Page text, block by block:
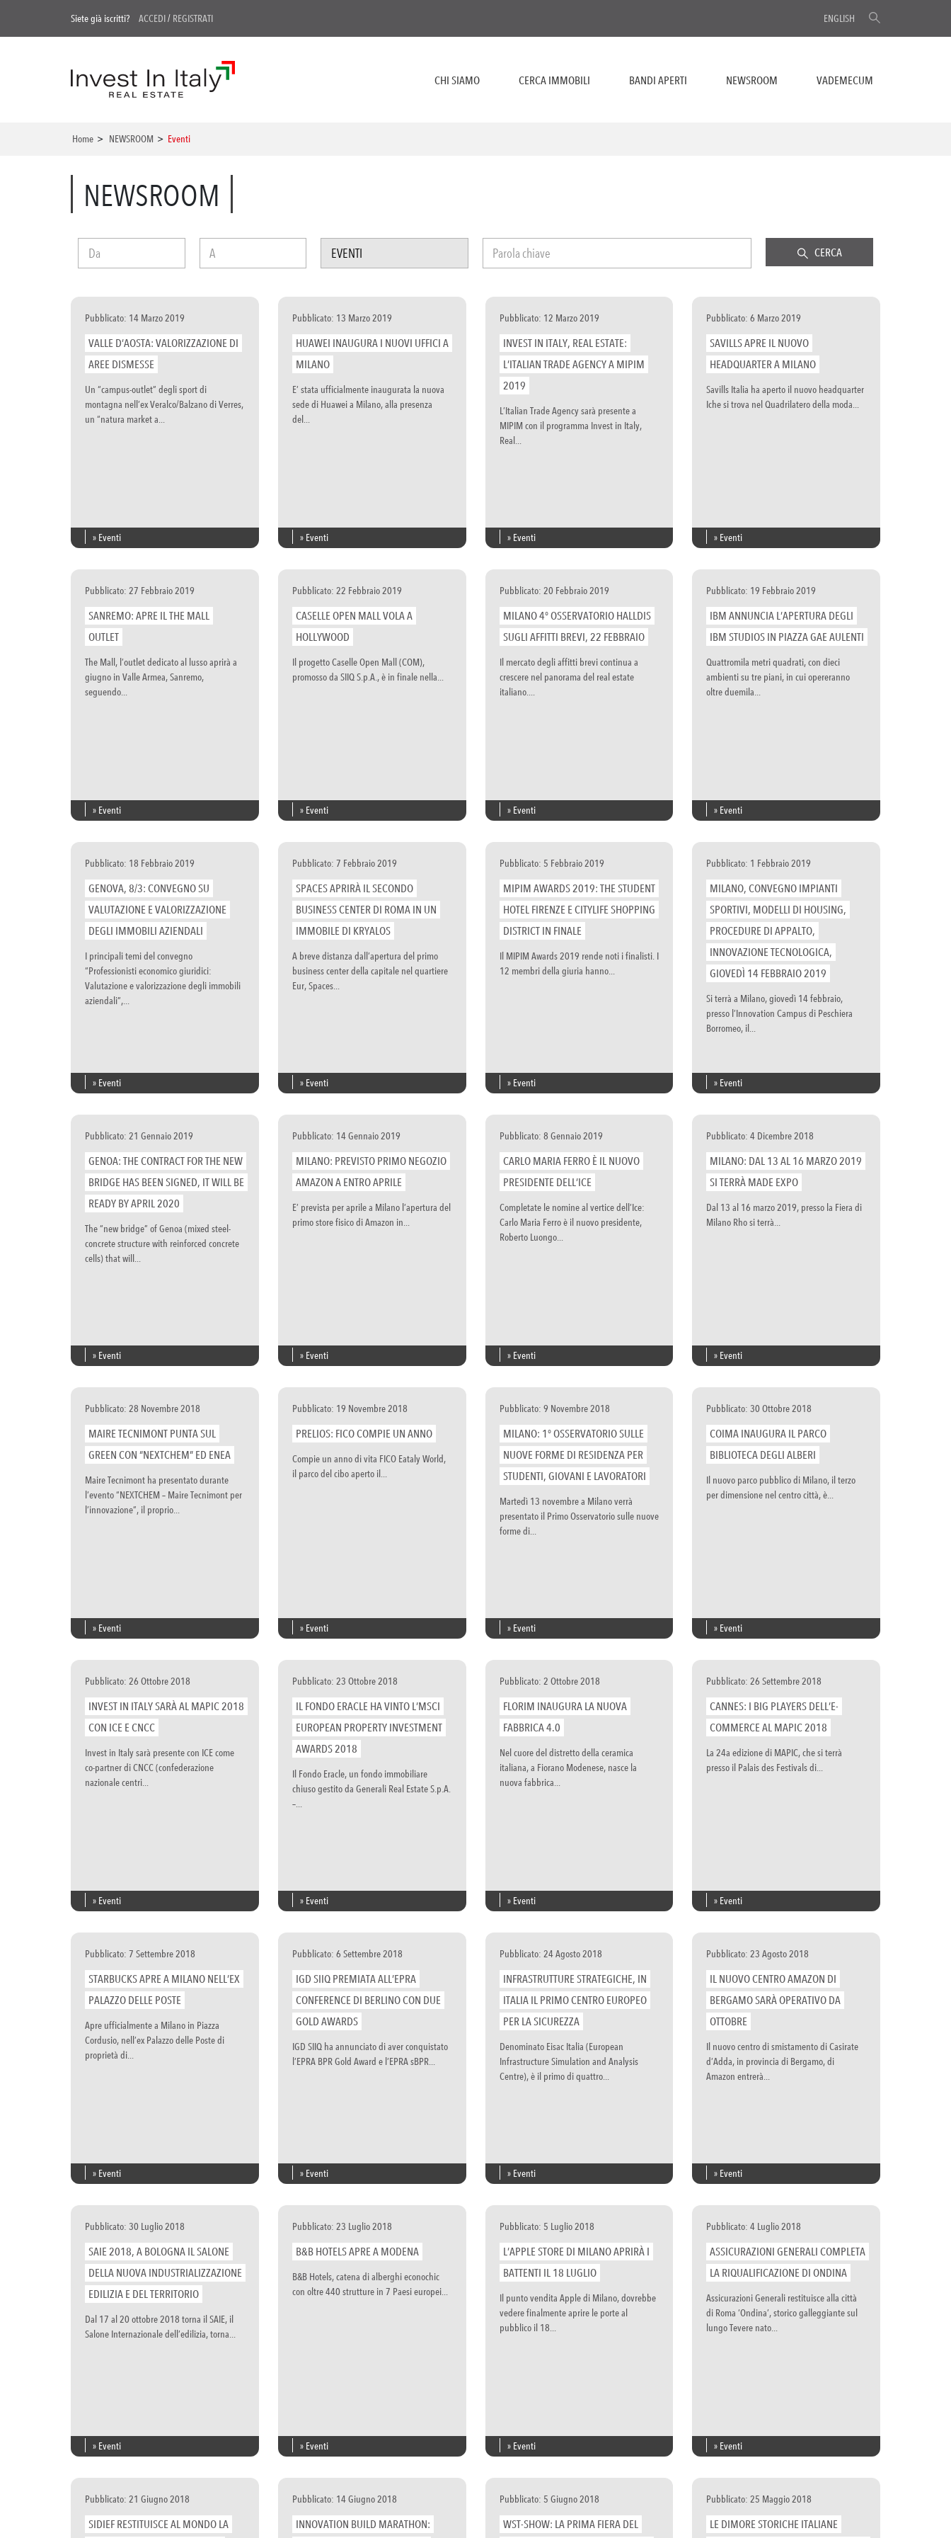
Siete già iscritti? ACCEDI/ REGISTRATI ENGLISH
CHI SIAMO CERCA IMMOBILI BANDI APERTI NEWSROOM VADEMECUM
Home > NEWSROOM > Eventi
NEWSROOM
CERCA
Pubblicato: 14 Marzo 2019
VALLE D’AOSTA: VALORIZZAZIONE DI
AREE DISMESSE
Un “campus-outlet” degli sport di
montagna nell’ex Veralco/Balzano di Verres,
un “natura market a...
» Eventi
Pubblicato: 13 Marzo 2019
HUAWEI INAUGURA I NUOVI UFFICI A
MILANO
E’ stata ufficialmente inaugurata la nuova
sede di Huawei a Milano, alla presenza
del...
» Eventi
Pubblicato: 12 Marzo 2019
INVEST IN ITALY, REAL ESTATE:
L’ITALIAN TRADE AGENCY A MIPIM
2019
L’Italian Trade Agency sarà presente a
MIPIM con il programma Invest in Italy,
Real...
» Eventi
Pubblicato: 6 Marzo 2019
SAVILLS APRE IL NUOVO
HEADQUARTER A MILANO
Savills Italia ha aperto il nuovo headquarter
Iche si trova nel Quadrilatero della moda...
» Eventi
Pubblicato: 27 Febbraio 2019
SANREMO: APRE IL THE MALL
OUTLET
The Mall, l’outlet dedicato al lusso aprirà a
giugno in Valle Armea, Sanremo,
seguendo...
» Eventi
Pubblicato: 22 Febbraio 2019
CASELLE OPEN MALL VOLA A
HOLLYWOOD
Il progetto Caselle Open Mall (COM),
promosso da SIIQ S.p.A., è in finale nella...
» Eventi
Pubblicato: 20 Febbraio 2019
MILANO 4° OSSERVATORIO HALLDIS
SUGLI AFFITTI BREVI, 22 FEBBRAIO
Il mercato degli affitti brevi continua a
crescere nel panorama del real estate
italiano....
» Eventi
Pubblicato: 19 Febbraio 2019
IBM ANNUNCIA L’APERTURA DEGLI
IBM STUDIOS IN PIAZZA GAE AULENTI
Quattromila metri quadrati, con dieci
ambienti su tre piani, in cui opereranno
oltre duemila...
» Eventi
Pubblicato: 18 Febbraio 2019
GENOVA, 8/3: CONVEGNO SU
VALUTAZIONE E VALORIZZAZIONE
DEGLI IMMOBILI AZIENDALI
I principali temi del convegno
“Professionisti economico giuridici:
Valutazione e valorizzazione degli immobili
aziendali”,...
» Eventi
Pubblicato: 7 Febbraio 2019
SPACES APRIRÀ IL SECONDO
BUSINESS CENTER DI ROMA IN UN
IMMOBILE DI KRYALOS
A breve distanza dall’apertura del primo
business center della capitale nel quartiere
Eur, Spaces...
» Eventi
Pubblicato: 5 Febbraio 2019
MIPIM AWARDS 2019: THE STUDENT
HOTEL FIRENZE E CITYLIFE SHOPPING
DISTRICT IN FINALE
Il MIPIM Awards 2019 rende noti i finalisti. I
12 membri della giuria hanno...
» Eventi
Pubblicato: 1 Febbraio 2019
MILANO, CONVEGNO IMPIANTI
SPORTIVI, MODELLI DI HOUSING,
PROCEDURE DI APPALTO,
INNOVAZIONE TECNOLOGICA,
GIOVEDÌ 14 FEBBRAIO 2019
Si terrà a Milano, giovedì 14 febbraio,
presso l’Innovation Campus di Peschiera
Borromeo, il...
» Eventi
Pubblicato: 21 Gennaio 2019
GENOA: THE CONTRACT FOR THE NEW
BRIDGE HAS BEEN SIGNED, IT WILL BE
READY BY APRIL 2020
The “new bridge” of Genoa (mixed steel-
concrete structure with reinforced concrete
cells) that will...
» Eventi
Pubblicato: 14 Gennaio 2019
MILANO: PREVISTO PRIMO NEGOZIO
AMAZON A ENTRO APRILE
E’ prevista per aprile a Milano l’apertura del
primo store fisico di Amazon in...
» Eventi
Pubblicato: 8 Gennaio 2019
CARLO MARIA FERRO È IL NUOVO
PRESIDENTE DELL’ICE
Completate le nomine al vertice dell’Ice:
Carlo Maria Ferro è il nuovo presidente,
Roberto Luongo...
» Eventi
Pubblicato: 4 Dicembre 2018
MILANO: DAL 13 AL 16 MARZO 2019
SI TERRÀ MADE EXPO
Dal 13 al 16 marzo 2019, presso la Fiera di
Milano Rho si terrà...
» Eventi
Pubblicato: 28 Novembre 2018
MAIRE TECNIMONT PUNTA SUL
GREEN CON “NEXTCHEM” ED ENEA
Maire Tecnimont ha presentato durante
l’evento “NEXTCHEM – Maire Tecnimont per
l’innovazione”, il proprio...
» Eventi
Pubblicato: 19 Novembre 2018
PRELIOS: FICO COMPIE UN ANNO
Compie un anno di vita FICO Eataly World,
il parco del cibo aperto il...
» Eventi
Pubblicato: 9 Novembre 2018
MILANO: 1° OSSERVATORIO SULLE
NUOVE FORME DI RESIDENZA PER
STUDENTI, GIOVANI E LAVORATORI
Martedì 13 novembre a Milano verrà
presentato il Primo Osservatorio sulle nuove
forme di...
» Eventi
Pubblicato: 30 Ottobre 2018
COIMA INAUGURA IL PARCO
BIBLIOTECA DEGLI ALBERI
Il nuovo parco pubblico di Milano, il terzo
per dimensione nel centro città, è...
» Eventi
Pubblicato: 26 Ottobre 2018
INVEST IN ITALY SARÀ AL MAPIC 2018
CON ICE E CNCC
Invest in Italy sarà presente con ICE come
co-partner di CNCC (confederazione
nazionale centri...
» Eventi
Pubblicato: 23 Ottobre 2018
IL FONDO ERACLE HA VINTO L’MSCI
EUROPEAN PROPERTY INVESTMENT
AWARDS 2018
Il Fondo Eracle, un fondo immobiliare
chiuso gestito da Generali Real Estate S.p.A.
–...
» Eventi
Pubblicato: 2 Ottobre 2018
FLORIM INAUGURA LA NUOVA
FABBRICA 4.0
Nel cuore del distretto della ceramica
italiana, a Fiorano Modenese, nasce la
nuova fabbrica...
» Eventi
Pubblicato: 26 Settembre 2018
CANNES: I BIG PLAYERS DELL’E-
COMMERCE AL MAPIC 2018
La 24a edizione di MAPIC, che si terrà
presso il Palais des Festivals di...
» Eventi
Pubblicato: 7 Settembre 2018
STARBUCKS APRE A MILANO NELL’EX
PALAZZO DELLE POSTE
Apre ufficialmente a Milano in Piazza
Cordusio, nell’ex Palazzo delle Poste di
proprietà di...
» Eventi
Pubblicato: 6 Settembre 2018
IGD SIIQ PREMIATA ALL’EPRA
CONFERENCE DI BERLINO CON DUE
GOLD AWARDS
IGD SIIQ ha annunciato di aver conquistato
l’EPRA BPR Gold Award e l’EPRA sBPR...
» Eventi
Pubblicato: 24 Agosto 2018
INFRASTRUTTURE STRATEGICHE, IN
ITALIA IL PRIMO CENTRO EUROPEO
PER LA SICUREZZA
Denominato Eisac Italia (European
Infrastructure Simulation and Analysis
Centre), è il primo di quattro...
» Eventi
Pubblicato: 23 Agosto 2018
IL NUOVO CENTRO AMAZON DI
BERGAMO SARÀ OPERATIVO DA
OTTOBRE
Il nuovo centro di smistamento di Casirate
d’Adda, in provincia di Bergamo, di
Amazon entrerà...
» Eventi
Pubblicato: 30 Luglio 2018
SAIE 2018, A BOLOGNA IL SALONE
DELLA NUOVA INDUSTRIALIZZAZIONE
EDILIZIA E DEL TERRITORIO
Dal 17 al 20 ottobre 2018 torna il SAIE, il
Salone Internazionale dell’edilizia, torna...
» Eventi
Pubblicato: 23 Luglio 2018
B&B HOTELS APRE A MODENA
B&B Hotels, catena di alberghi econochic
con oltre 440 strutture in 7 Paesi europei...
» Eventi
Pubblicato: 5 Luglio 2018
L’APPLE STORE DI MILANO APRIRÀ I
BATTENTI IL 18 LUGLIO
Il punto vendita Apple di Milano, dovrebbe
vedere finalmente aprire le porte al
pubblico il 18...
» Eventi
Pubblicato: 4 Luglio 2018
ASSICURAZIONI GENERALI COMPLETA
LA RIQUALIFICAZIONE DI ONDINA
Assicurazioni Generali restituisce alla città
di Roma ‘Ondina’, storico galleggiante sul
lungo Tevere nato...
» Eventi
Pubblicato: 21 Giugno 2018
SIDIEF RESTITUISCE AL MONDO LA
Pubblicato: 14 Giugno 2018
INNOVATION BUILD MARATHON:
Pubblicato: 5 Giugno 2018
WST-SHOW: LA PRIMA FIERA DEL
Pubblicato: 25 Maggio 2018
LE DIMORE STORICHE ITALIANE